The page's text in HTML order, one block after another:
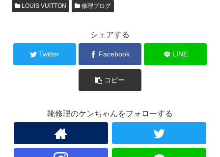
LOUIS VUITTON 修理ブログ
シェアする
Twitter Facebook LINE
コピー
靴修理のケンちゃんをフォローする